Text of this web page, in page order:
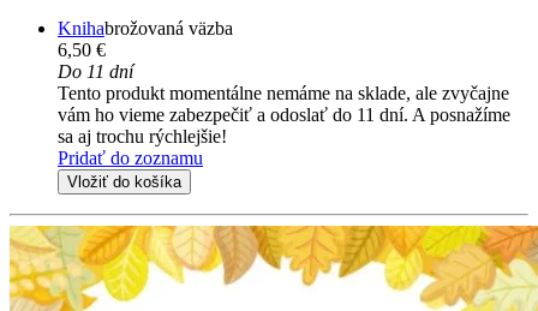
Knihabrožovaná väzba
6,50 €
Do 11 dní
Tento produkt momentálne nemáme na sklade, ale zvyčajne
vám ho vieme zabezpečiť a odoslať do 11 dní. A posnažíme
sa aj trochu rýchlejšie!
Pridať do zoznamu
Vložiť do košíka